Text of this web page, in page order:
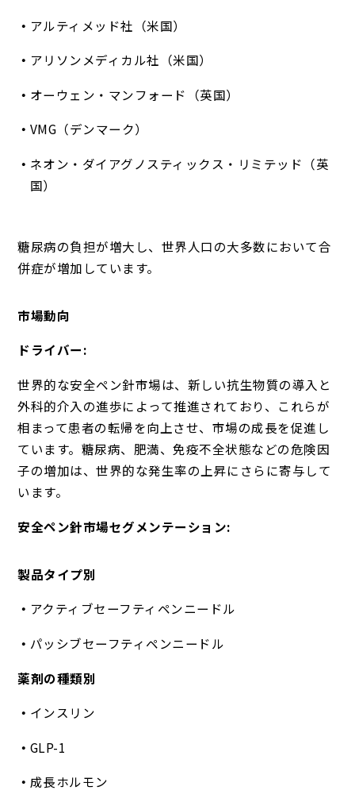
アルティメッド社（米国）
アリソンメディカル社（米国）
オーウェン・マンフォード（英国）
VMG（デンマーク）
ネオン・ダイアグノスティックス・リミテッド（英
国）
糖尿病の負担が増大し、世界人口の大多数において合
併症が増加しています。
市場動向
ドライバー:
世界的な安全ペン針市場は、新しい抗生物質の導入と
外科的介入の進歩によって推進されており、これらが
相まって患者の転帰を向上させ、市場の成長を促進し
ています。糖尿病、肥満、免疫不全状態などの危険因
子の増加は、世界的な発生率の上昇にさらに寄与して
います。
安全ペン針市場セグメンテーション:
製品タイプ別
アクティブセーフティペンニードル
パッシブセーフティペンニードル
薬剤の種類別
インスリン
GLP-1
成長ホルモン